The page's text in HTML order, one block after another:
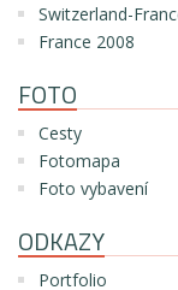
Switzerland-
France 2008
FOTO
Cesty
Fotomapa
Foto vybavení
ODKAZY
Portfolio